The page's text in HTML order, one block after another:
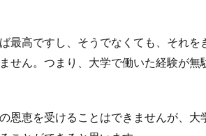
最高ですし、そうでなくても、それを
せん。つまり、大学で働いた経験が無
恩恵を受けることはできませんが、大